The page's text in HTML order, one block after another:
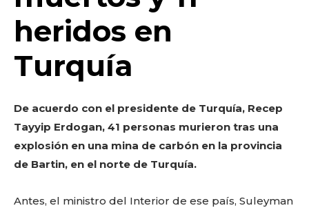
k
heridos en
Turquía
De acuerdo con el presidente de Turquía, Recep
Tayyip Erdogan, 41 personas murieron tras una
explosión en una mina de carbón en la provincia
de Bartin, en el norte de Turquía.
Antes, el ministro del Interior de ese país, Suleyman